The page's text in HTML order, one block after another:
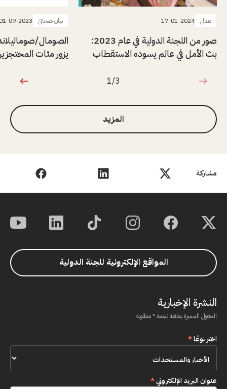
مشاركة
مقال 17-01-2024
صور من اللجنة الدولية في عام 2023:
بث الأمل في عالم يسوده الاستقطاب
بيان صحافي 09-2023
الصومال/
يزور مئات
1 من 3
1/3
المزيد
المواقع الإلكترونية للجنة الدولية
النشرة الإخبارية
الحقول المميزة بعلامة نجمة * مطلوبة
اختر نوعًا*
عنوان البريد الإلكتروني*